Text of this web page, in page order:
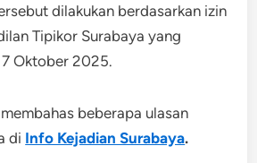
dilakukan berdasarkan izin
Tipikor Surabaya yang
Oktober 2025.
beberapa ulasan
di Info Kejadian Surabaya.